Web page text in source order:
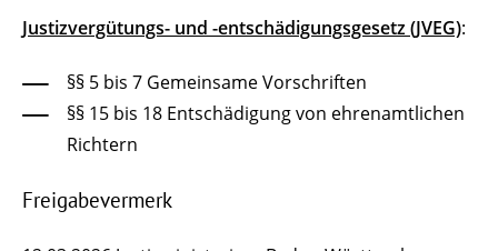
Justizvergütungs- und -entschädigungsgesetz (JVEG):
§§ 5 bis 7 Gemeinsame Vorschriften
§§ 15 bis 18 Entschädigung von ehrenamtlichen
Richtern
Freigabevermerk